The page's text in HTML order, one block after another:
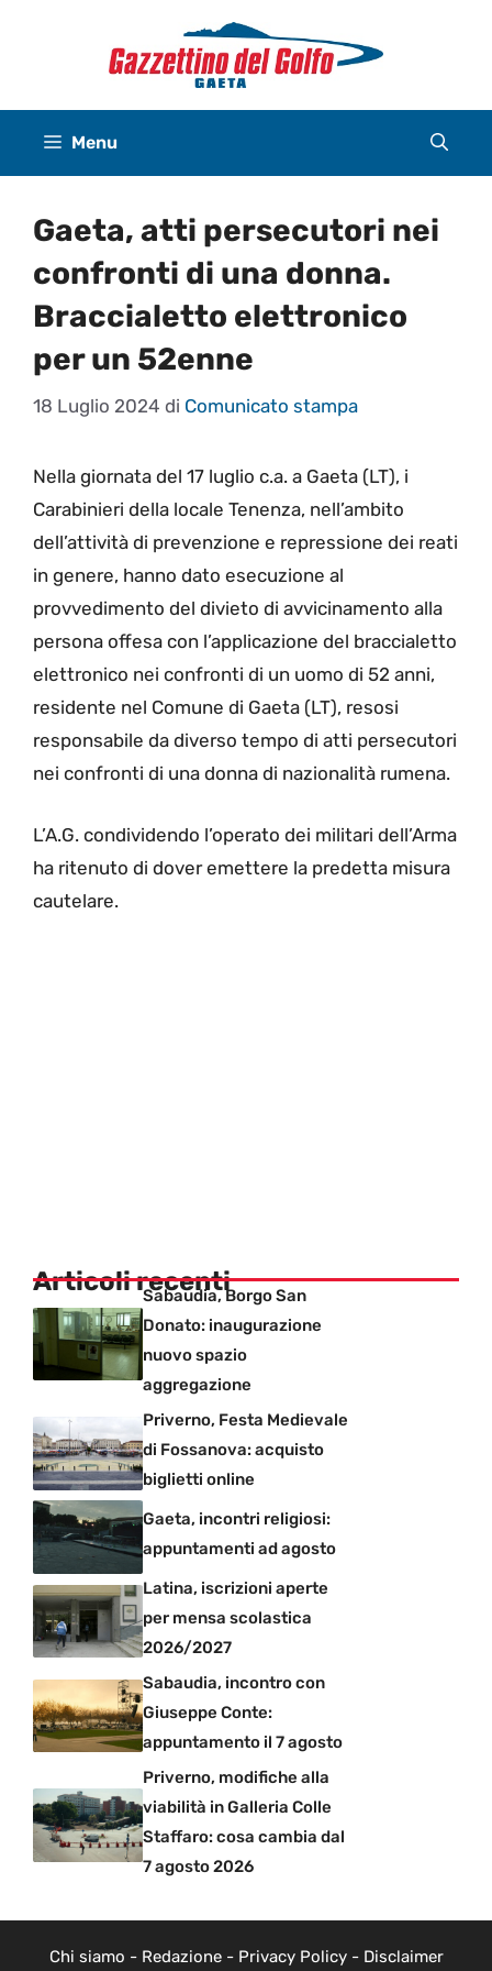
Menu
Gaeta, atti persecutori nei
confronti di una donna.
Braccialetto elettronico
per un 52enne
18 Luglio 2024 di Comunicato stampa
Nella giornata del 17 luglio c.a. a Gaeta (LT), i
Carabinieri della locale Tenenza, nell’ambito
dell’attività di prevenzione e repressione dei reati
in genere, hanno dato esecuzione al
provvedimento del divieto di avvicinamento alla
persona offesa con l’applicazione del braccialetto
elettronico nei confronti di un uomo di 52 anni,
residente nel Comune di Gaeta (LT), resosi
responsabile da diverso tempo di atti persecutori
nei confronti di una donna di nazionalità rumena.
L’A.G. condividendo l’operato dei militari dell’Arma
ha ritenuto di dover emettere la predetta misura
cautelare.
Articoli recenti
Sabaudia, Borgo San
Donato: inaugurazione
nuovo spazio
aggregazione
Priverno, Festa Medievale
di Fossanova: acquisto
biglietti online
Gaeta, incontri religiosi:
appuntamenti ad agosto
Latina, iscrizioni aperte
per mensa scolastica
2026/2027
Sabaudia, incontro con
Giuseppe Conte:
appuntamento il 7 agosto
Priverno, modifiche alla
viabilità in Galleria Colle
Staffaro: cosa cambia dal
7 agosto 2026
Chi siamo - Redazione- Privacy Policy- Disclaimer